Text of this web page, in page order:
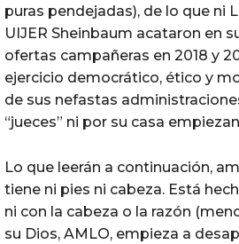
puras pendejadas), de lo que ni
UIJER Sheinbaum acataron en
ofertas campañeras en 2018 y
ejercicio democrático, ético y
de sus nefastas
“jueces” ni por su casa
Lo que leerán a continuación,
tiene ni pies ni cabeza. Está
ni con la cabeza o la razón
su Dios, AMLO, empieza a